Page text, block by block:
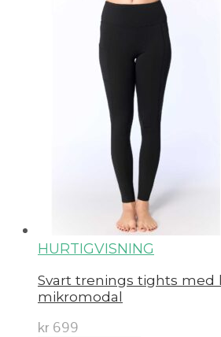
HURTIGVISNING
Svart trenings tights med
mikromodal
kr 699